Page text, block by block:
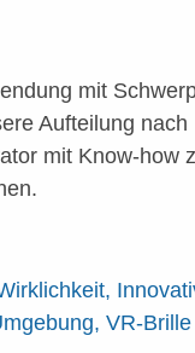
mit
Aufteilung nach
mit Know-how
VR-Brille